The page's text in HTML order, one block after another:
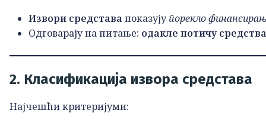
Извори средстава показују порекло
Одговарају на питање: одакле потичу
2. Класификација извора средстава
Најчешћи критеријуми: